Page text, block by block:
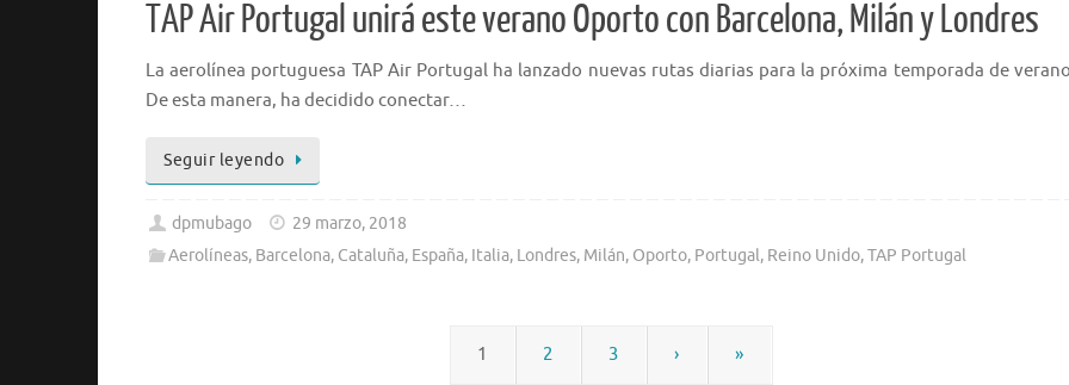
TAP Air Portugal unirá este verano Oporto con Barcelona, Milán y Londres
La aerolínea portuguesa TAP Air Portugal ha lanzado nuevas rutas diarias para la próxima temporada de
De esta manera, ha decidido conectar…
Seguir leyendo
dpmubago
29 marzo, 2018
Aerolíneas, Barcelona, Cataluña, España, Italia, Londres, Milán, Oporto, Portugal, Reino Unido,TAP Portugal
1 2 3 › »